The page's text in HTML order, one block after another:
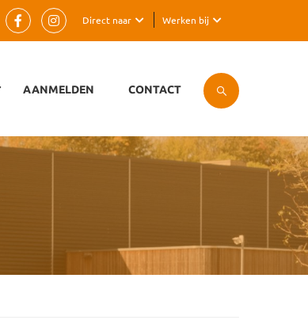
Werken bij
Direct naar
AANMELDEN CONTACT